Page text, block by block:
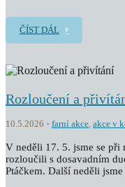
ČÍST DÁL
Rozloučení a
10.5.2026 farní akce, akce v
V neděli 17. 5. jsme se při
rozloučili s dosavadním
Ptáčkem. Další neděli